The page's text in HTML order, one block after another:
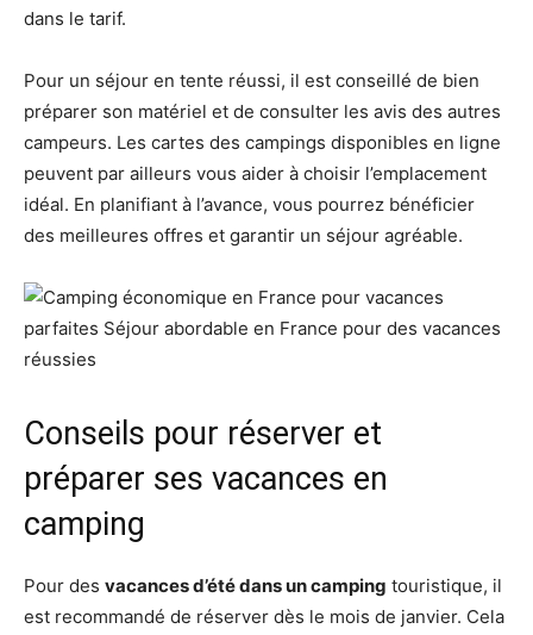
dans le tarif.
Pour un séjour en tente réussi, il est conseillé de bien
préparer son matériel et de consulter les avis des autres
campeurs. Les cartes des campings disponibles en ligne
peuvent par ailleurs vous aider à choisir l’emplacement
idéal. En planifiant à l’avance, vous pourrez bénéficier
des meilleures offres et garantir un séjour agréable.
Conseils pour réserver et
préparer ses vacances en
camping
Pour des vacances d’été dans un camping touristique, il
est recommandé de réserver dès le mois de janvier. Cela